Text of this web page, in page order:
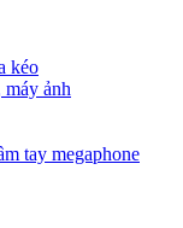
kéo
máy ảnh
tay megaphone